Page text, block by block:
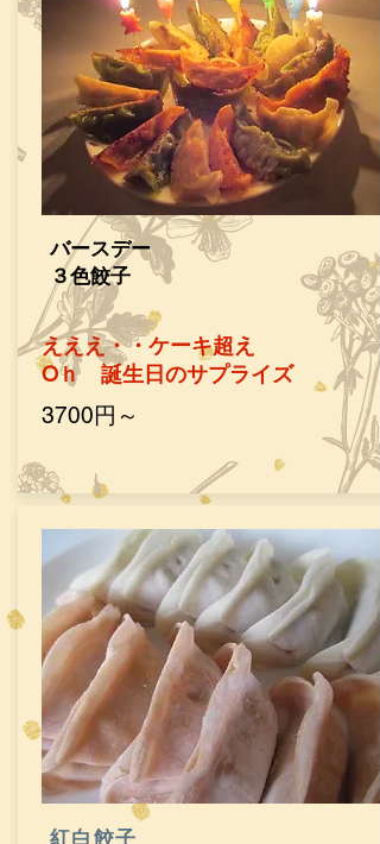
​バースデー
３色餃子
えええ・・ケーキ超え
​Oｈ 誕生日のサプライズ
​3700円～
​紅白餃子